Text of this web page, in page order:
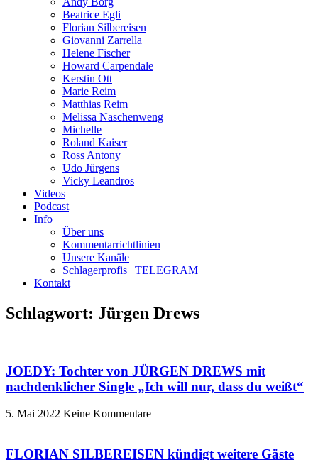
Beatrice Egli
Florian Silbereisen
Giovanni Zarrella
Helene Fischer
Howard Carpendale
Kerstin Ott
Marie Reim
Matthias Reim
Melissa Naschenweng
Michelle
Roland Kaiser
Ross Antony
Udo Jürgens
Vicky Leandros
Videos
Podcast
Info
Über uns
Kommentarrichtlinien
Unsere Kanäle
Schlagerprofis | TELEGRAM
Kontakt
Schlagwort: Jürgen Drews
JOEDY: Tochter von JÜRGEN DREWS mit
nachdenklicher Single „Ich will nur, dass du weißt“
5. Mai 2022 Keine Kommentare
FLORIAN SILBEREISEN kündigt weitere Gäste